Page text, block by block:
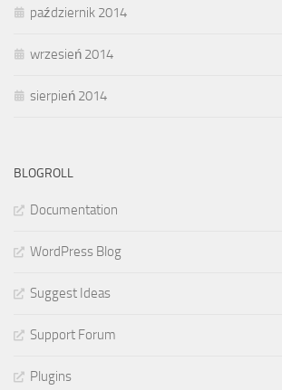
październik 2014
wrzesień 2014
sierpień 2014
BLOGROLL
Documentation
WordPress Blog
Suggest Ideas
Support Forum
Plugins